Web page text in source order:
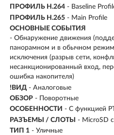
ПРОФИЛЬ H.264 - Baseline
ПРОФИЛЬ H.265 - Main Profile
ОСНОВНЫЕ СОБЫТИЯ
- Обнаружение движения
панорамном и в обычном
исключения (разрыв сети,
несанкционированный вход,
ошибка накопителя)
!ВИД - Аналоговые
ОБЗОР - Поворотные
ОСОБЕННОСТИ - С функцией
РАЗЪЕМЫ / СЛОТЫ
- MicroSD
ТИП 1 - Уличные